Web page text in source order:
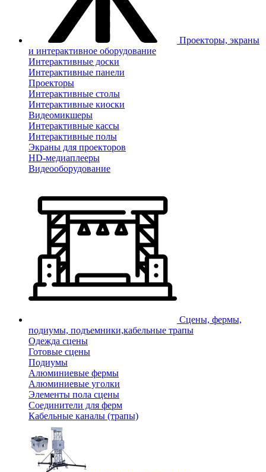
Проекторы, экраны
и интерактивное оборудование
Интерактивные доски
Интерактивные панели
Проекторы
Интерактивные столы
Интерактивные киоски
Видеомикшеры
Интерактивные кассы
Интерактивные полы
Экраны для проекторов
HD-медиаплееры
Видеооборудование
Сцены, фермы,
подиумы, подъемники,кабельные трапы
Одежда сцены
Готовые сцены
Подиумы
Алюминиевые фермы
Алюминиевые уголки
Элементы пола сцены
Соединители для ферм
Кабельные каналы (трапы)